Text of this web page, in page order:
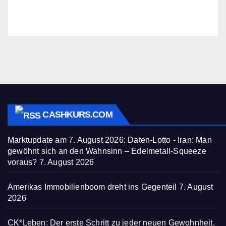
CASHKURS.COM
Marktupdate am 7. August 2026: Daten-Lotto - Iran: Man
gewöhnt sich an den Wahnsinn – Edelmetall-Squeeze
voraus? 7. August 2026
Amerikas Immobilienboom dreht ins Gegenteil 7. August
2026
CK*Leben: Der erste Schritt zu jeder neuen Gewohnheit,